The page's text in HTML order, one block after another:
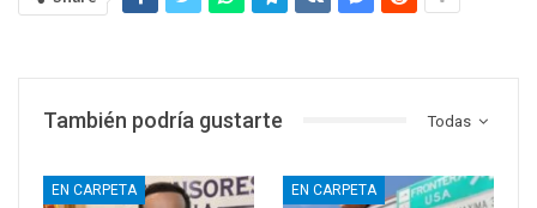
estadounidense ante la ONU, al oponerse a la resolución
(Nueva York), Analista de temas de EEUU y Europa, asociado al
estrategia.la)